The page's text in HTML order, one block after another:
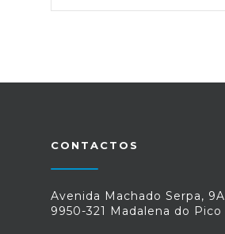
CONTACTOS
Avenida Machado Serpa, 9A
9950-321 Madalena do Pico